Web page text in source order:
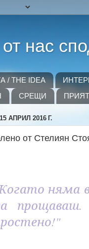
нас
/ THE IDEA
СРЕЩИ
АПРИЛ 2016 Г.
от Стелиян
няма